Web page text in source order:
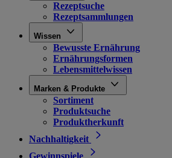
Rezeptsuche
Rezeptsammlungen
Wissen
Bewusste Ernährung
Ernährungsformen
Lebensmittelwissen
Marken & Produkte
Sortiment
Produktsuche
Produktherkunft
Nachhaltigkeit
Gewinnspiele